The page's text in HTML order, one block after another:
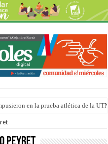
en la prueba atlética de la
de Aníbal Sampayo